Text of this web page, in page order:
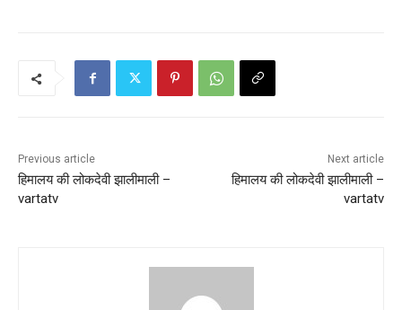
Previous article
हिमालय की लोकदेवी झालीमाली –
vartatv
Next article
हिमालय की लोकदेवी झालीमाली –
vartatv